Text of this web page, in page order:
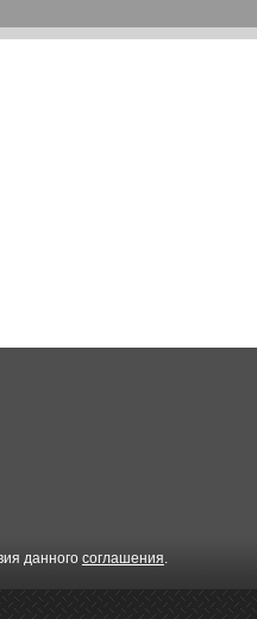
данного соглашения.